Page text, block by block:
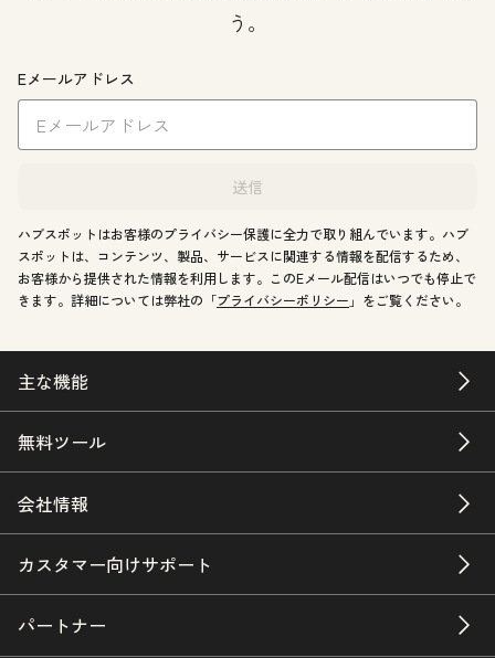
う。
Eメールアドレス
送信
ハブスポットはお客様のプライバシー保護に全力で取り組んでいます。ハブ
スポットは、コンテンツ、製品、サービスに関連する情報を配信するため、
お客様から提供された情報を利用します。このEメール配信はいつでも停止で
きます。詳細については弊社の「プライバシーポリシー 」をご覧ください。
主な機能
無料ツール
会社情報
カスタマー向けサポート
パートナー